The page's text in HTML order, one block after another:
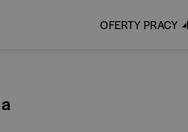
OFERTY PRACY